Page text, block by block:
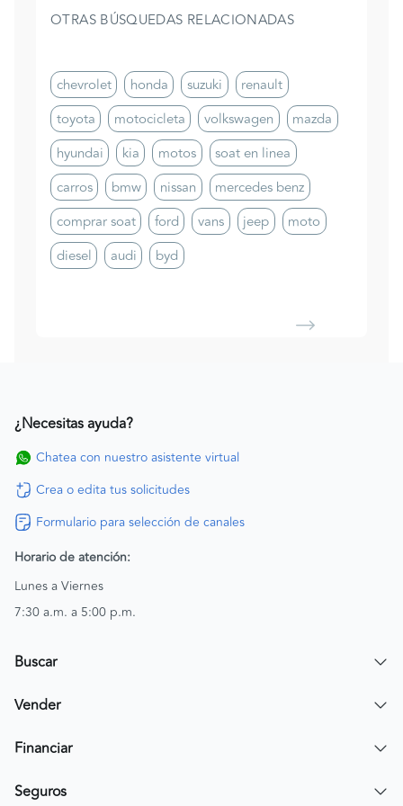
OTRAS BÚSQUEDAS RELACIONADAS
chevrolet honda suzuki
renault
toyota
motocicleta volkswagen
mazda
hyundai
kia motos
soat en linea
carros
bmw nissan
mercedes benz
comprar soat
ford vans jeep
moto
diesel
audi byd
¿Necesitas ayuda?
Chatea con nuestro asistente virtual
Crea o edita tus solicitudes
Formulario para selección de canales
Horario de atención:
Lunes a Viernes
7:30 a.m. a 5:00 p.m.
Buscar
Encuentra un carro
Vender
Publicar mi vehículo
Financiar
Simular crédito
Seguros